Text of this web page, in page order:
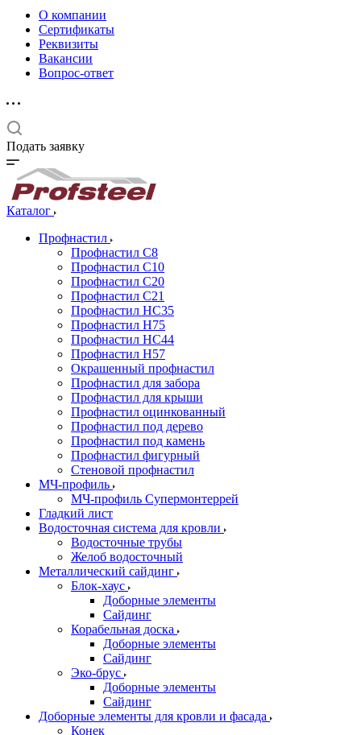
О компании
Сертификаты
Реквизиты
Вакансии
Вопрос-ответ
Подать заявку
Каталог
Профнастил
Профнастил С8
Профнастил С10
Профнастил С20
Профнастил С21
Профнастил НС35
Профнастил Н75
Профнастил HC44
Профнастил Н57
Окрашенный профнастил
Профнастил для забора
Профнастил для крыши
Профнастил оцинкованный
Профнастил под дерево
Профнастил под камень
Профнастил фигурный
Стеновой профнастил
МЧ-профиль
МЧ-профиль Супермонтеррей
Гладкий лист
Водосточная система для кровли
Водосточные трубы
Желоб водосточный
Металлический сайдинг
Блок-хаус
Доборные элементы
Сайдинг
Корабельная доска
Доборные элементы
Сайдинг
Эко-брус
Доборные элементы
Сайдинг
Доборные элементы для кровли и фасада
Конек